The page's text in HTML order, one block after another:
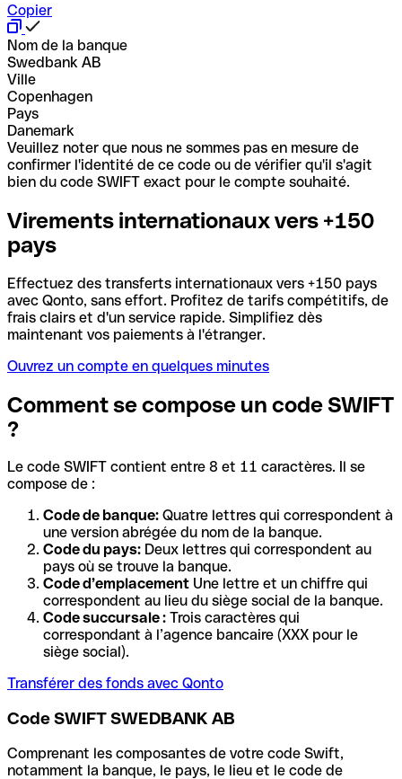
Copier
Nom de la banque
Swedbank AB
Ville
Copenhagen
Pays
Danemark
Veuillez noter que nous ne sommes pas en mesure de
confirmer l'identité de ce code ou de vérifier qu'il s'agit
bien du code SWIFT exact pour le compte souhaité.
Virements internationaux vers +150
pays
Effectuez des transferts internationaux vers +150 pays
avec Qonto, sans effort. Profitez de tarifs compétitifs, de
frais clairs et d'un service rapide. Simplifiez dès
maintenant vos paiements à l'étranger.
Ouvrez un compte en quelques minutes
Comment se compose un code SWIFT
?
Le code SWIFT contient entre 8 et 11 caractères. Il se
compose de :
Code de banque: Quatre lettres qui correspondent à
une version abrégée du nom de la banque.
Code du pays: Deux lettres qui correspondent au
pays où se trouve la banque.
Code d’emplacement Une lettre et un chiffre qui
correspondent au lieu du siège social de la banque.
Code succursale : Trois caractères qui
correspondant à l’agence bancaire (XXX pour le
siège social).
Transférer des fonds avec Qonto
Code SWIFT SWEDBANK AB
Comprenant les composantes de votre code Swift,
notamment la banque, le pays, le lieu et le code de